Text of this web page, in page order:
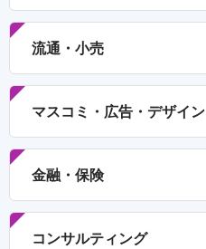
流通・小売
マスコミ・広告・デザイン
金融・保険
コンサルティング